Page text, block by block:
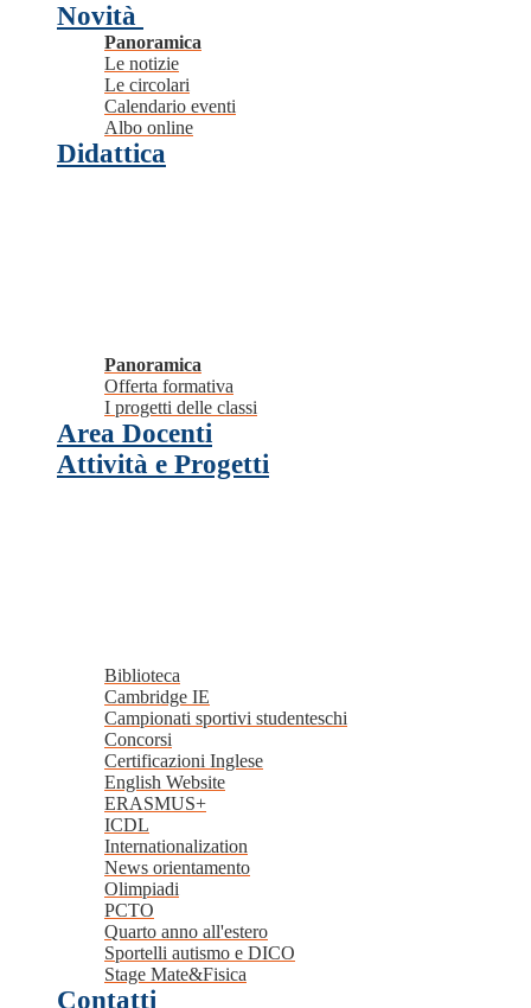
Novità
Panoramica
Le notizie
Le circolari
Calendario eventi
Albo online
Didattica
Panoramica
Offerta formativa
I progetti delle classi
Area Docenti
Attività e Progetti
Biblioteca
Cambridge IE
Campionati sportivi studenteschi
Concorsi
Certificazioni Inglese
English Website
ERASMUS+
ICDL
Internationalization
News orientamento
Olimpiadi
PCTO
Quarto anno all'estero
Sportelli autismo e DICO
Stage Mate&Fisica
Contatti